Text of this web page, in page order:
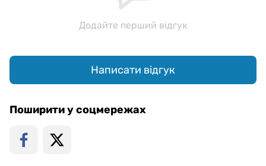
Додайте перший відгук
Написати відгук
Поширити у соцмережах